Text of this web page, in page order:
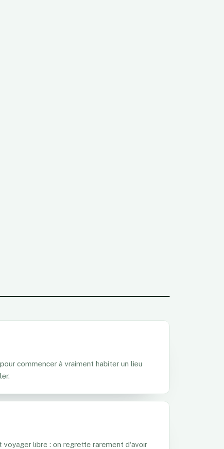
commencer à vraiment habiter un lieu
voyager libre : on regrette rarement d'avoir